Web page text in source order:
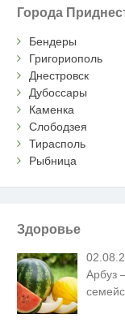
Города
Бендеры
Григориополь
Днестровск
Дубоссары
Каменка
Слободзея
Тирасполь
Рыбница
Здоровье
Арбуз